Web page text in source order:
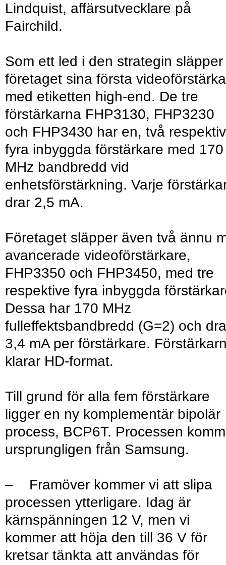
Lindquist, affärsutvecklare på
Fairchild.
Som ett led i den strategin släpper
företaget sina första
med etiketten high-end. De tre
förstärkarna FHP3130, FHP3230
och FHP3430 har en, två
fyra inbyggda förstärkare med 170
MHz bandbredd vid
enhetsförstärkning. Varje
drar 2,5 mA.
Företaget släpper även två ännu
avancerade videoförstärkare,
FHP3350 och FHP3450, med tre
respektive fyra inbyggda
Dessa har 170 MHz
fulleffektsbandbredd (G=2) och
3,4 mA per förstärkare.
klarar HD-format.
Till grund för alla fem förstärkare
ligger en ny komplementär bipolär
process, BCP6T. Processen
ursprungligen från Samsung.
– Framöver kommer vi att slipa
processen ytterligare. Idag är
kärnspänningen 12 V, men vi
kommer att höja den till 36 V för
kretsar tänkta att användas för